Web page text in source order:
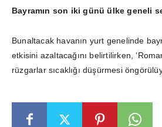
Bayramın son iki günü ülke geneli
Bunaltacak havanın yurt genelinde
etkisini azaltacağını belirtilirken,
rüzgarlar sıcaklığı düşürmesi